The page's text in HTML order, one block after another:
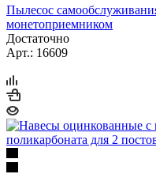
Пылесос
монетоприемником
Достаточно
Арт.: 16609